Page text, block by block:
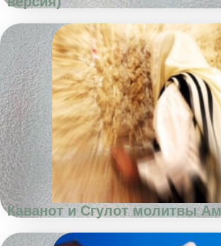
Каванот и Сгулот молитвы